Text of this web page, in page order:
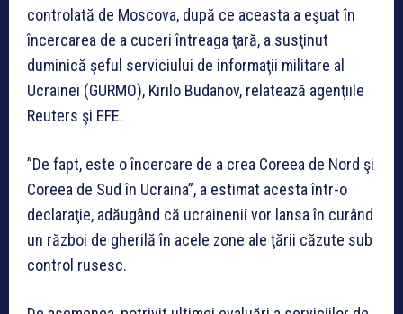
controlată de Moscova, după ce aceasta a eşuat în
încercarea de a cuceri întreaga ţară, a susţinut
duminică şeful serviciului de informaţii militare al
Ucrainei (GURMO), Kirilo Budanov, relatează agenţiile
Reuters şi EFE.
”De fapt, este o încercare de a crea Coreea de Nord şi
Coreea de Sud în Ucraina”, a estimat acesta într-o
declaraţie, adăugând că ucrainenii vor lansa în curând
un război de gherilă în acele zone ale ţării căzute sub
control rusesc.